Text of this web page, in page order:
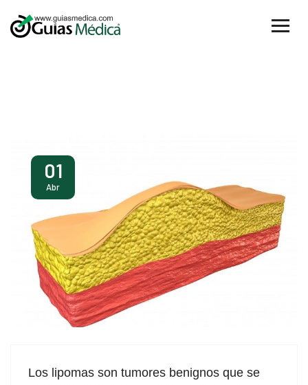
01
Abr
Los lipomas son tumores benignos que se